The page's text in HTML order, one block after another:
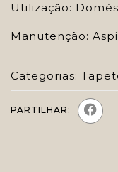
Utilização:
Manutenção:
Categorias:
PARTILHAR: